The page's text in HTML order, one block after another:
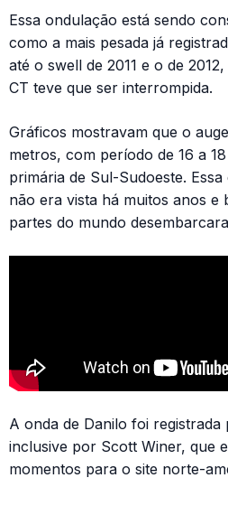
Essa ondulação está sendo
como a mais pesada já
até o swell de 2011 e o de
CT teve que ser interrompida.
Gráficos mostravam que o
metros, com período de 16 a
primária de Sul-Sudoeste.
não era vista há muitos anos e
partes do mundo
A onda de Danilo foi
inclusive por Scott Winer, que
momentos para o site norte-